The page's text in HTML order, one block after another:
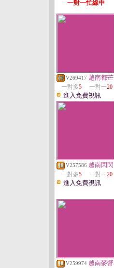
一對一忙線中
V269417 越南都芒
一對多5 一對一20
進入免費視訊
V257586 越南閃閃
一對多5 一對一20
進入免費視訊
V259974 越南麥督